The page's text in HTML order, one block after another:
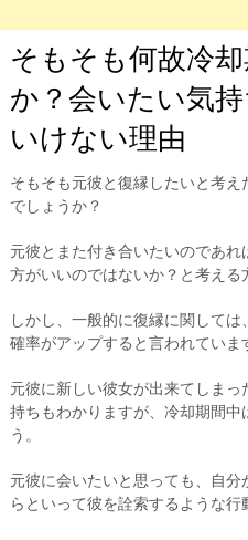
そもそも何故冷
か？会いたい気
いけない理由
そもそも元彼と復縁したいと考
でしょうか？
元彼とまた付き合いたいのであ
方がいいのではないか？と考える
しかし、一般的に復縁に関して
確率がアップすると言われていま
元彼に新しい彼女が出来てしま
持ちもわかりますが、冷却期間中
う。
元彼に会いたいと思っても、自
らといって彼を詮索するような行